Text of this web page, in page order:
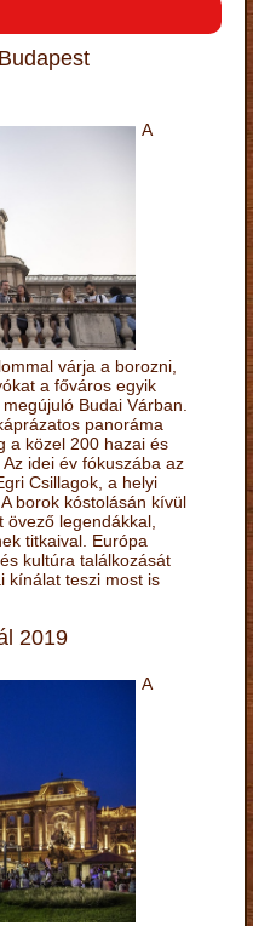
A
várja a borozni,
a főváros egyik
Budai Várban.
panoráma
a közel 200 hazai és
idei év fókuszába az
Csillagok, a helyi
borok kóstolásán kívül
övező legendákkal,
titkaival. Európa
kultúra találkozását
kínálat teszi most is
2019
A